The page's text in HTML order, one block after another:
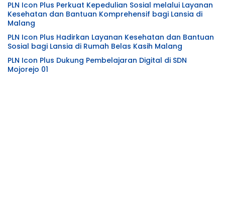
PLN Icon Plus Perkuat Kepedulian Sosial melalui Layanan
Kesehatan dan Bantuan Komprehensif bagi Lansia di
Malang
PLN Icon Plus Hadirkan Layanan Kesehatan dan Bantuan
Sosial bagi Lansia di Rumah Belas Kasih Malang
PLN Icon Plus Dukung Pembelajaran Digital di SDN
Mojorejo 01